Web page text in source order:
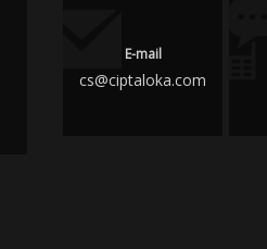
E-mail
cs@ciptaloka.com